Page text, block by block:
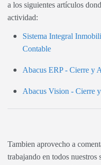
a los siguientes artículos
actividad:
Sistema Integral
Contable
Abacus ERP - Cierre y
Abacus Vision - Cierre
Tambien aprovecho a
trabajando en todos nuestros